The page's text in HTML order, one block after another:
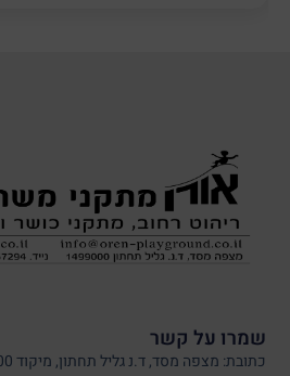
שמרו על קשר
כתובת: מצפה מסד, ד.נ גליל תחתון, מיקוד 1499000